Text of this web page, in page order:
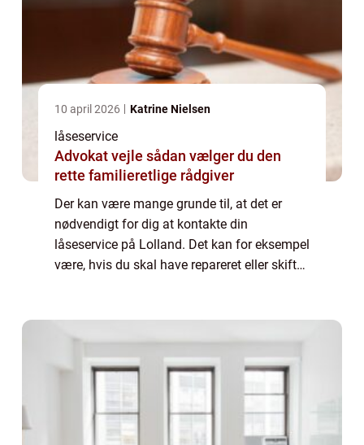
10 april 2026 Katrine Nielsen
låseservice
Advokat vejle sådan vælger du den
rette familieretlige rådgiver
Der kan være mange grunde til, at det er
nødvendigt for dig at kontakte din
låseservice på Lolland. Det kan for eksempel
være, hvis du skal have repareret eller skiftet